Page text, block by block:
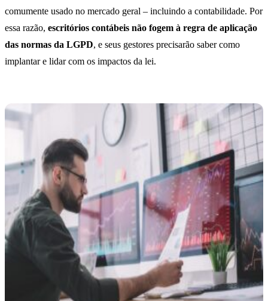
comumente usado no mercado geral – incluindo a contabilidade. Por
essa razão, escritórios contábeis não fogem à regra de aplicação
das normas da LGPD, e seus gestores precisarão saber como
implantar e lidar com os impactos da lei.